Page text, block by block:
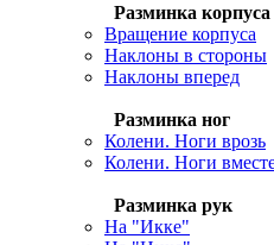
Разминка корпуса
Вращение корпуса
Наклоны в стороны
Наклоны вперед
Разминка ног
Колени. Ноги врозь
Колени. Ноги
Разминка рук
На "Икке"